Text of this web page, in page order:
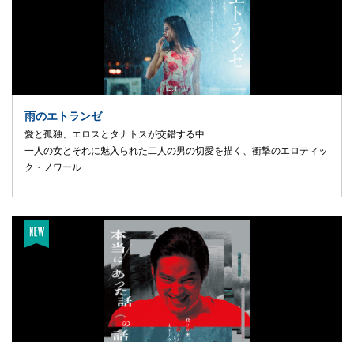
雨のエトランゼ
愛と孤独、エロスとタナトスが交錯する中
一人の女とそれに魅入られた二人の男の切愛を描く、衝撃のエロティッ
ク・ノワール